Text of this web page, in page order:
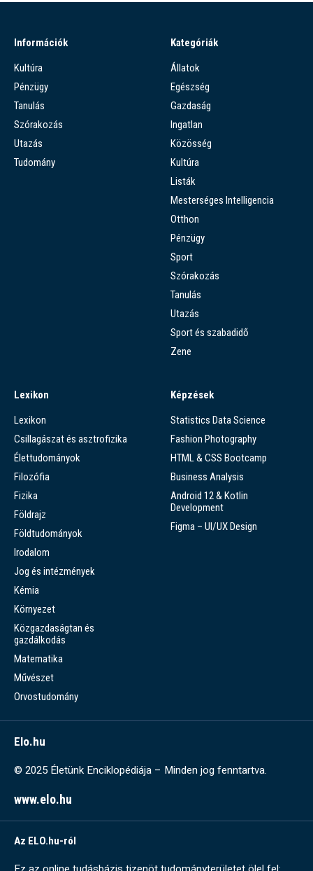
Információk
Kultúra
Pénzügy
Tanulás
Szórakozás
Utazás
Tudomány
Kategóriák
Állatok
Egészség
Gazdaság
Ingatlan
Közösség
Kultúra
Listák
Mesterséges Intelligencia
Otthon
Pénzügy
Sport
Szórakozás
Tanulás
Utazás
Sport és szabadidő
Zene
Lexikon
Lexikon
Csillagászat és asztrofizika
Élettudományok
Filozófia
Fizika
Földrajz
Földtudományok
Irodalom
Jog és intézmények
Kémia
Környezet
Közgazdaságtan és
gazdálkodás
Matematika
Művészet
Orvostudomány
Képzések
Statistics Data Science
Fashion Photography
HTML & CSS Bootcamp
Business Analysis
Android 12 & Kotlin
Development
Figma – UI/UX Design
Elo.hu
© 2025 Életünk Enciklopédiája – Minden jog fenntartva.
www.elo.hu
Az ELO.hu-ról